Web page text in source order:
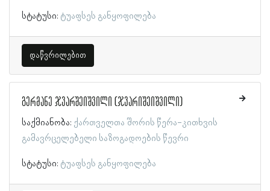
სტატუსი: ტუაფსეს განყოფილება
დაწვრილებით
გერმანე ჯვარშეიშვილი (ჯვარიშეიშვილი)
საქმიანობა: ქართველთა შორის წერა-კითხვის
გამავრცელებელი საზოგადოების წევრი
სტატუსი: ტუაფსეს განყოფილება